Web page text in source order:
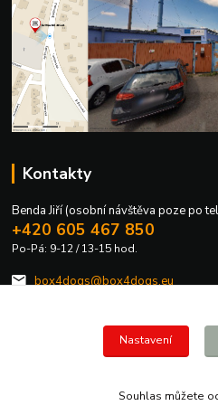
Kontakty
Benda Jiří (osobní návštěva poze po
+420 605 467 850
Po-Pá: 9-12 / 13-15 hod.
box4dogs@box4dogs.eu
Nastavení
Souhlas můžete